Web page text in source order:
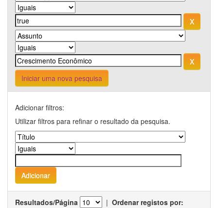
Iniciar uma nova pesquisa
Adicionar filtros:
Utilizar filtros para refinar o resultado da pesquisa.
Resultados/Página | Ordenar registos por: